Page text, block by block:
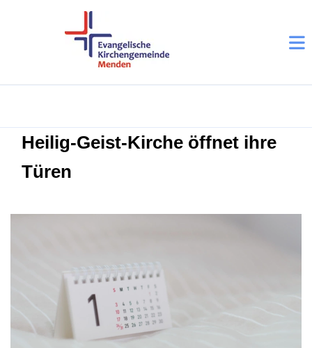
Heilig-Geist-Kirche öffnet ihre
Türen